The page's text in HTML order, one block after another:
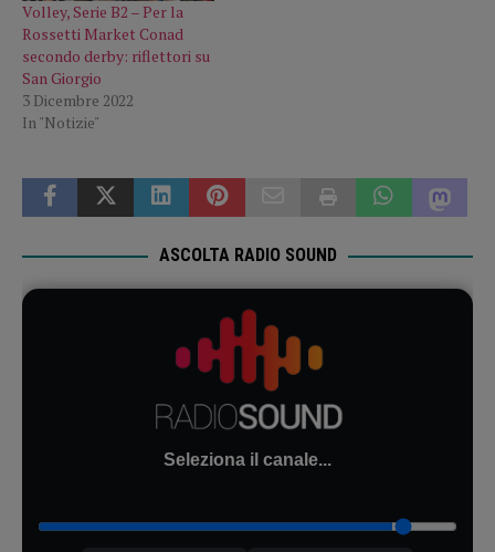
Volley, Serie B2 – Per la
Rossetti Market Conad
secondo derby: riflettori su
San Giorgio
3 Dicembre 2022
In "Notizie"
ASCOLTA RADIO SOUND
Seleziona il canale...